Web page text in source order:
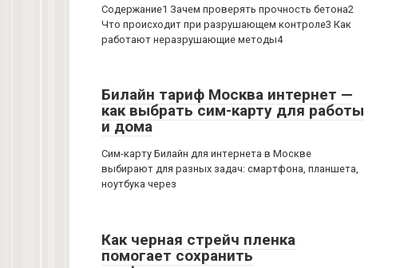
Содержание1 Зачем проверять прочность бетона2
Что происходит при разрушающем контроле3 Как
работают неразрушающие методы4
Билайн тариф Москва интернет —
как выбрать сим-карту для работы
и дома
Сим-карту Билайн для интернета в Москве
выбирают для разных задач: смартфона, планшета,
ноутбука через
Как черная стрейч пленка
помогает сохранить